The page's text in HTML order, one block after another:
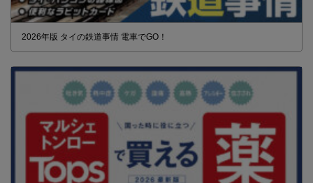
2026年版 タイの鉄道事情 電車でGO！